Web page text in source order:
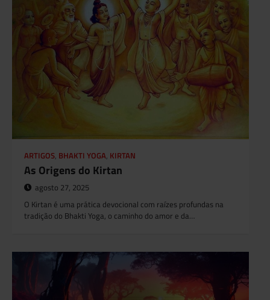
ARTIGOS, BHAKTI YOGA, KIRTAN
As Origens do Kirtan
agosto 27, 2025
O Kirtan é uma prática devocional com raízes profundas na
tradição do Bhakti Yoga, o caminho do amor e da…